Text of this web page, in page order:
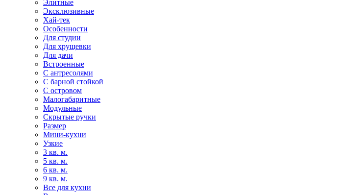
Элитные
Эксклюзивные
Хай-тек
Особенности
Для студии
Для хрущевки
Для дачи
Встроенные
С антресолями
С барной стойкой
С островом
Малогабаритные
Модульные
Скрытые ручки
Размер
Мини-кухни
Узкие
3 кв. м.
5 кв. м.
6 кв. м.
9 кв. м.
Все для кухни